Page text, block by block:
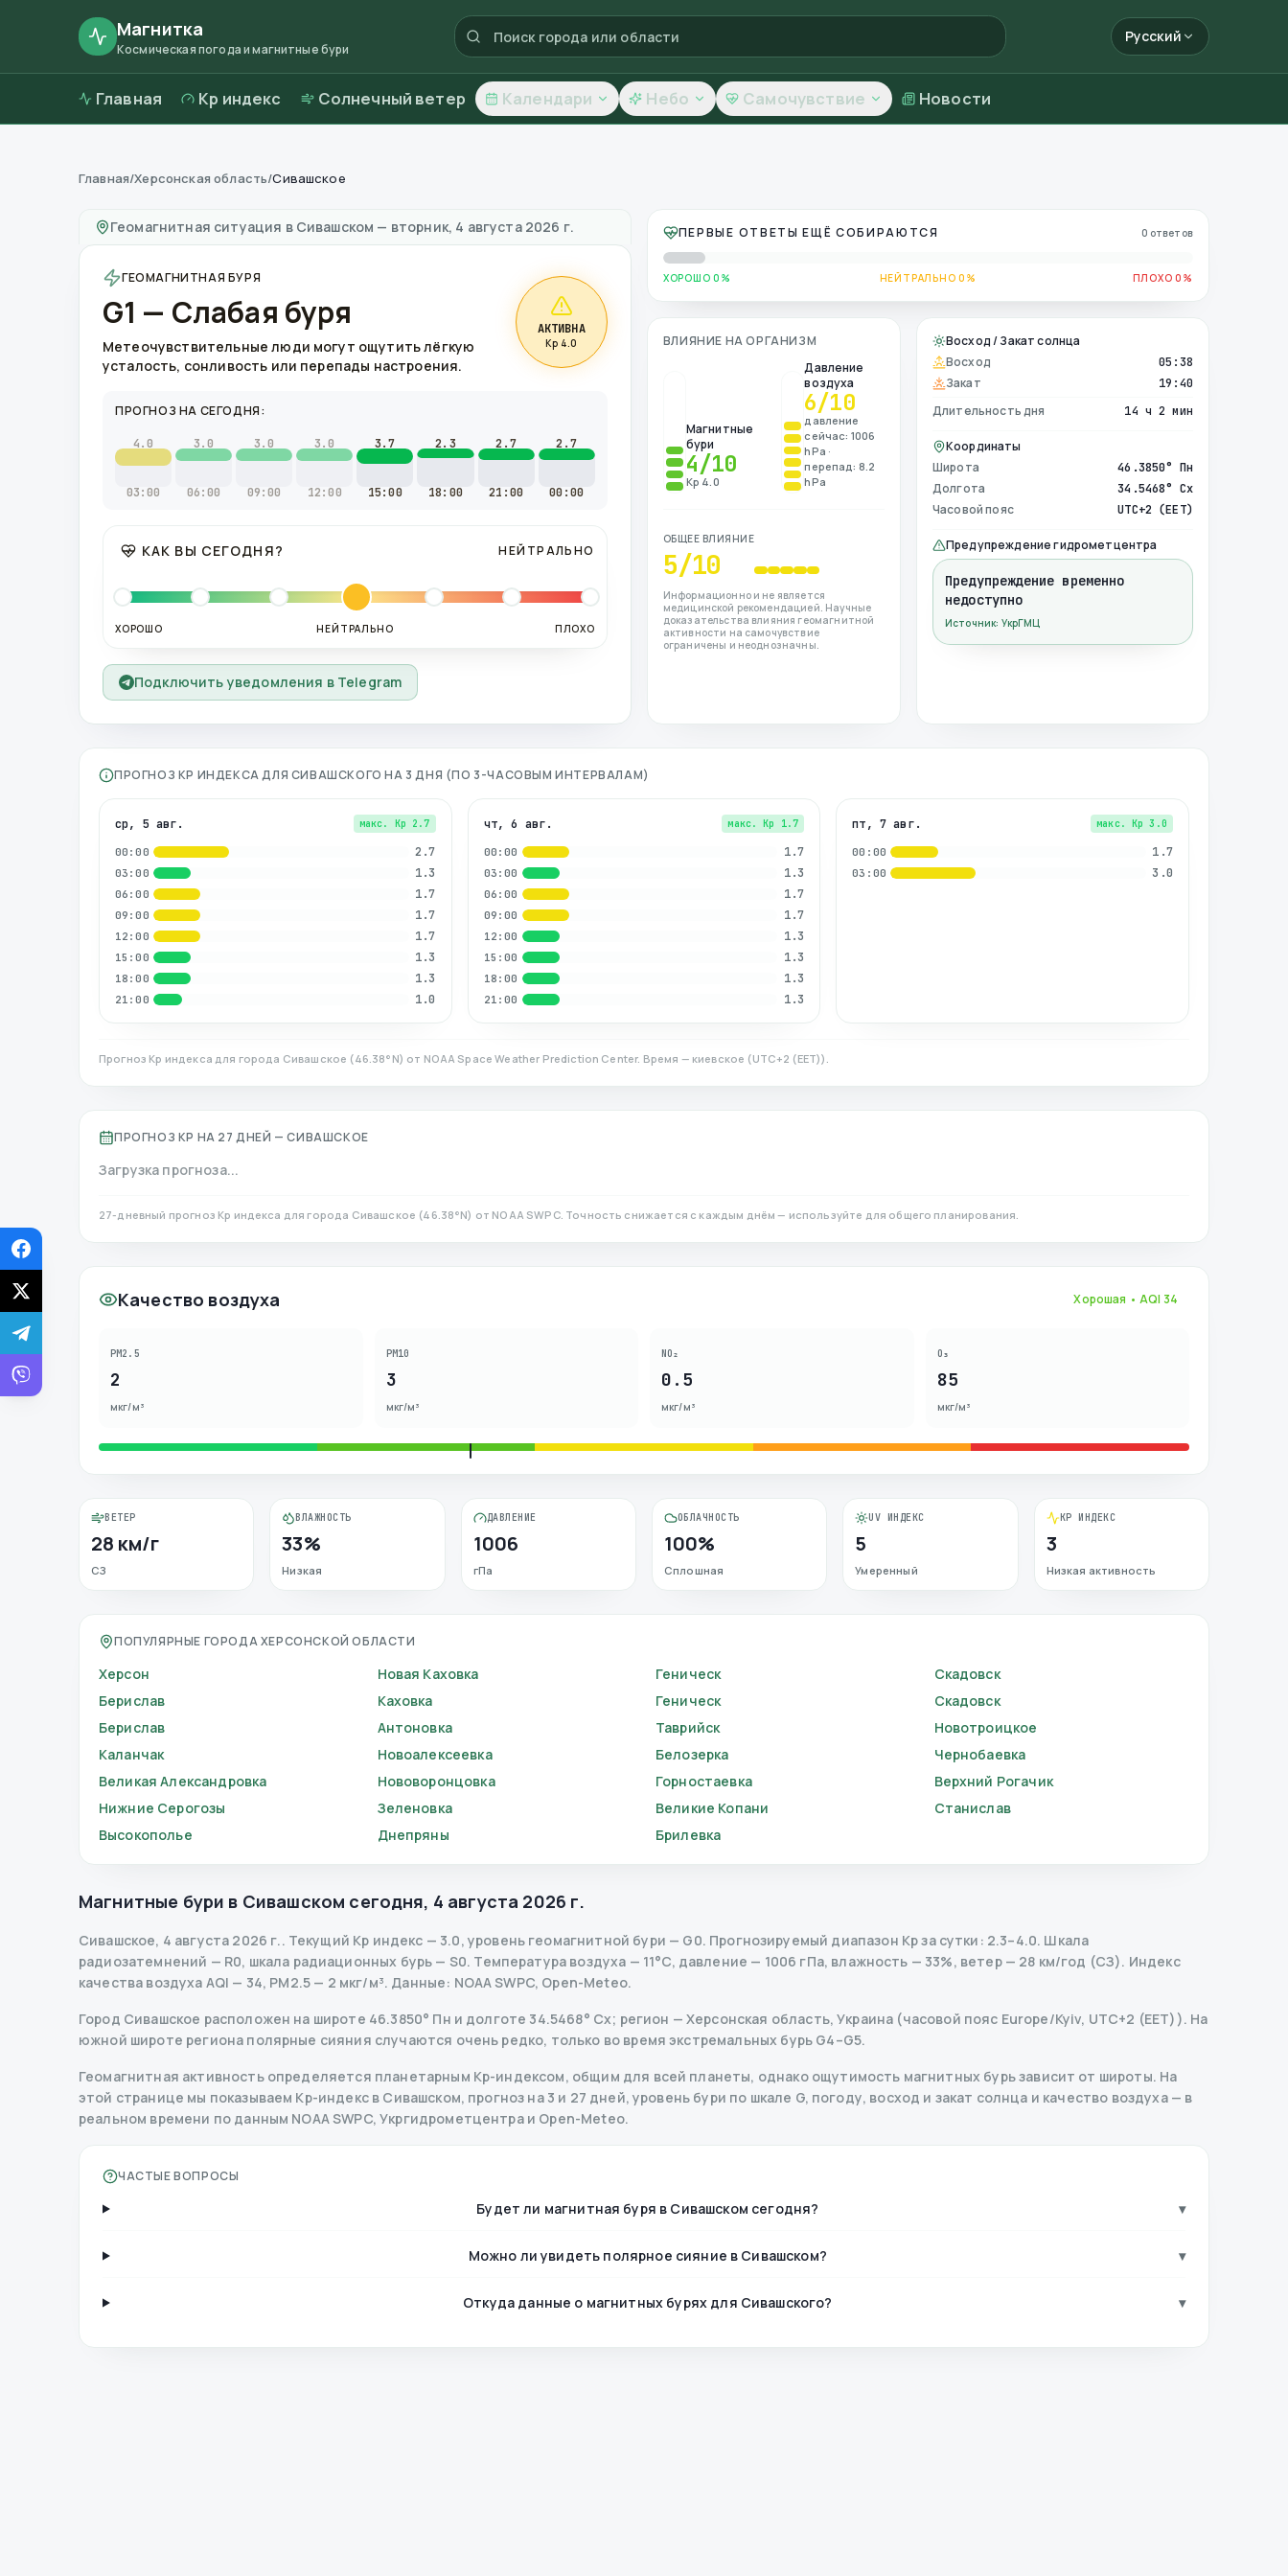
Магнитка
Космическая погода и магнитные бури
Русский
Главная Kp индекс Солнечный ветер Календари Небо Самочувствие Новости
Магнитные бури вСивашском—погода и качество воздуха
Главная/Херсонская область/Сивашское
Геомагнитная ситуация в Сивашском — вторник, 4 августа 2026 г.
ГЕОМАГНИТНАЯ БУРЯ
G1 — Слабая буря
Метеочувствительные люди могут ощутить лёгкую
усталость, сонливость или перепады настроения.
АКТИВНА
Kp 4.0
ПРОГНОЗ НА СЕГОДНЯ:
4.0
03:00
3.0
06:00
3.0
09:00
3.0
12:00
3.7
15:00
2.3
18:00
2.7
21:00
2.7
00:00
КАК ВЫ СЕГОДНЯ? НЕЙТРАЛЬНО
ХОРОШО НЕЙТРАЛЬНО ПЛОХО
Подключить уведомления в Telegram
ПЕРВЫЕ ОТВЕТЫ ЕЩЁ СОБИРАЮТСЯ 0 ответов
ХОРОШО 0% НЕЙТРАЛЬНО 0% ПЛОХО 0%
ВЛИЯНИЕ НА ОРГАНИЗМ
Магнитные
бури
4/10
Kp 4.0
Давление
воздуха
6/10
давление
сейчас: 1006
hPa ·
перепад: 8.2
hPa
ОБЩЕЕ ВЛИЯНИЕ
5/10
Информационно и не является
медицинской рекомендацией. Научные
доказательства влияния геомагнитной
активности на самочувствие
ограничены и неоднозначны.
Восход / Закат солнца
Восход
05:38
Закат 19:40
Длительность дня 14 ч 2 мин
Координаты
Широта
46.3850° Пн
Долгота 34.5468° Сх
Часовой пояс UTC+2 (EET)
Предупреждение гидрометцентра
Предупреждение временно
недоступно
Источник: УкрГМЦ
ПРОГНОЗ KP ИНДЕКСА ДЛЯ СИВАШСКОГО НА 3 ДНЯ (ПО 3-ЧАСОВЫМ ИНТЕРВАЛАМ)
ср, 5 авг. макс. Kp 2.7
00:00 2.7
03:00 1.3
06:00 1.7
09:00 1.7
12:00 1.7
15:00 1.3
18:00 1.3
21:00 1.0
чт, 6 авг. макс. Kp 1.7
00:00 1.7
03:00 1.3
06:00 1.7
09:00 1.7
12:00 1.3
15:00 1.3
18:00 1.3
21:00 1.3
пт, 7 авг. макс. Kp 3.0
00:00 1.7
03:00 3.0
Прогноз Kp индекса для города Сивашское (46.38°N) от NOAA Space Weather Prediction Center. Время — киевское (UTC+2 (EET)).
ПРОГНОЗ KP НА 27 ДНЕЙ — СИВАШСКОЕ
Загрузка прогноза...
27-дневный прогноз Kp индекса для города Сивашское (46.38°N) от NOAA SWPC. Точность снижается с каждым днём — используйте для общего планирования.
Качество воздуха Хорошая • AQI 34
PM2.5
2
мкг/м³
PM10
3
мкг/м³
NO₂
0.5
мкг/м³
O₃
85
мкг/м³
ВЕТЕР
28 км/г
СЗ
ВЛАЖНОСТЬ
33%
Низкая
ДАВЛЕНИЕ
1006
гПа
ОБЛАЧНОСТЬ
100%
Сплошная
UV ИНДЕКС
5
Умеренный
KP ИНДЕКС
3
Низкая активность
ПОПУЛЯРНЫЕ ГОРОДА ХЕРСОНСКОЙ ОБЛАСТИ
Херсон Новая Каховка Геническ
Скадовск
Берислав
Каховка Геническ
Скадовск
Берислав
Антоновка Таврийск
Новотроицкое
Каланчак
Новоалексеевка Белозерка
Чернобаевка
Великая Александровка
Нововоронцовка Горностаевка
Верхний Рогачик
Нижние Серогозы
Зеленовка Великие Копани
Станислав
Высокополье
Днепряны Брилевка
Магнитные бури в Сивашском сегодня, 4 августа 2026 г.
Сивашское, 4 августа 2026 г.. Текущий Kp индекс — 3.0, уровень геомагнитной бури — G0. Прогнозируемый диапазон Kp за сутки: 2.3–4.0. Шкала
радиозатемнений — R0, шкала радиационных бурь — S0. Температура воздуха — 11°C, давление — 1006 гПа, влажность — 33%, ветер — 28 км/год (СЗ). Индекс
качества воздуха AQI — 34, PM2.5 — 2 мкг/м³. Данные: NOAA SWPC, Open-Meteo.
Город Сивашское расположен на широте 46.3850° Пн и долготе 34.5468° Сх; регион — Херсонская область, Украина (часовой пояс Europe/Kyiv, UTC+2 (EET)). На
южной широте региона полярные сияния случаются очень редко, только во время экстремальных бурь G4–G5.
Геомагнитная активность определяется планетарным Kp-индексом, общим для всей планеты, однако ощутимость магнитных бурь зависит от широты. На
этой странице мы показываем Kp-индекс в Сивашском, прогноз на 3 и 27 дней, уровень бури по шкале G, погоду, восход и закат солнца и качество воздуха — в
реальном времени по данным NOAA SWPC, Укргидрометцентра и Open-Meteo.
ЧАСТЫЕ ВОПРОСЫ
Будет ли магнитная буря в Сивашском сегодня? ▾
Можно ли увидеть полярное сияние в Сивашском? ▾
Откуда данные о магнитных бурях для Сивашского? ▾